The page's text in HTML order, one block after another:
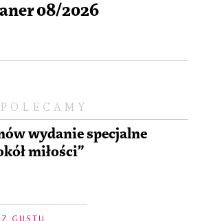
POLECAMY
wydanie specjalne
miłości”
GUSTU
08/2026